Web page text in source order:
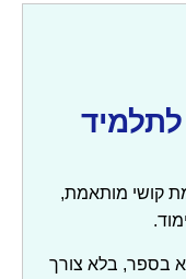
קושי מותאמת,
בספר, בלא צורך